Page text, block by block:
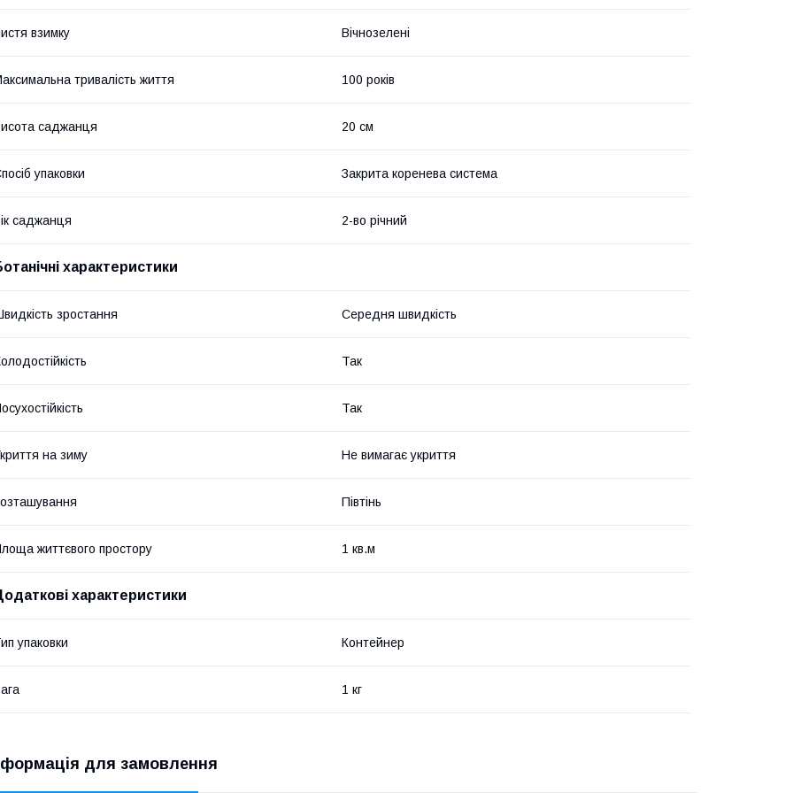
взимку Вічнозелені
тривалість життя 100 років
саджанця 20 см
упаковки Закрита коренева система
саджанця 2-во річний
характеристики
зростання Середня швидкість
Так
Так
на зиму Не вимагає укриття
Півтінь
життєвого простору 1 кв.м
характеристики
упаковки Контейнер
1 кг
для замовлення